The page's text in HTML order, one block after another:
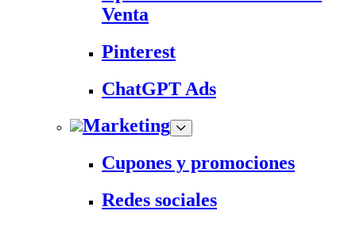
Venta
Pinterest
ChatGPT Ads
Marketing
Cupones y promociones
Redes sociales